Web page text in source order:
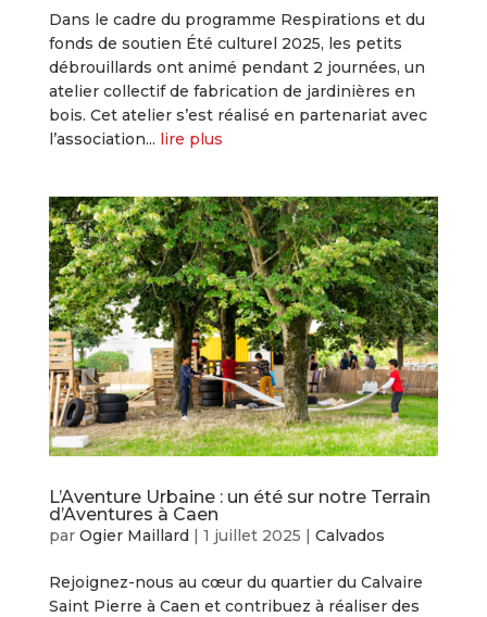
Dans le cadre du programme Respirations et du
fonds de soutien Été culturel 2025, les petits
débrouillards ont animé pendant 2 journées, un
atelier collectif de fabrication de jardinières en
bois. Cet atelier s’est réalisé en partenariat avec
l’association... lire plus
L’Aventure Urbaine : un été sur notre Terrain
d’Aventures à Caen
par Ogier Maillard| 1 juillet 2025 | Calvados
Rejoignez-nous au cœur du quartier du Calvaire
Saint Pierre à Caen et contribuez à réaliser des